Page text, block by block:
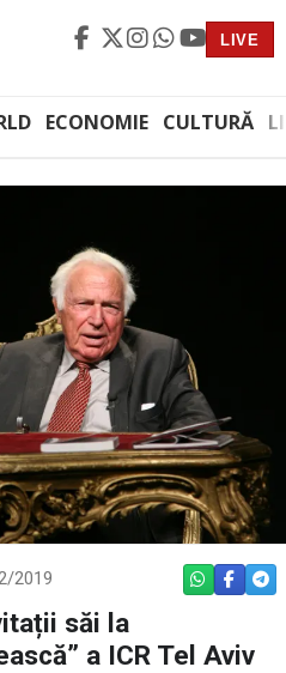
LIVE
ECONOMIE CULTURĂ
2019 WHATSAPP
săi la
a ICR Tel Aviv